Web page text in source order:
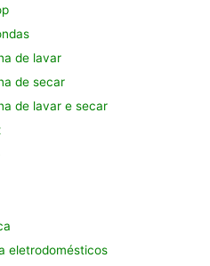
de lavar
de secar
de lavar e secar
eletrodomésticos